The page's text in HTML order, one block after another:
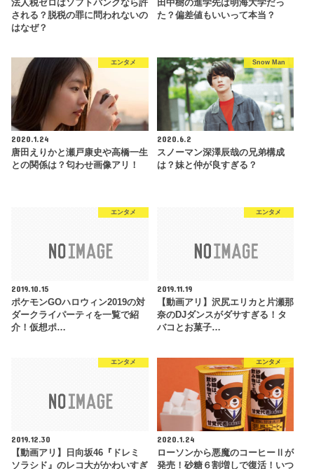
法人税ゼロはソフトバンクなら許
される？脱税の罪に問われないの
はなぜ？
田中樹の進学先は明海大学だっ
た？偏差値もいいって本当？
エンタメ
2020.1.24
唐田えりかと瀬戸康史や高橋一生
との関係は？匂わせ画像アリ！
Snow Man
2020.6.2
スノーマン深澤辰哉の兄弟構成
は？妹と仲が良すぎる？
エンタメ
2019.10.15
ポケモンGOハロウィン2019の対
ダークライパーティを一覧で紹
介！仮想ポ…
エンタメ
2019.11.19
【動画アリ】沢尻エリカと片瀬那
奈のDJダンスがダサすぎる！タ
バコとお菓子…
エンタメ
2019.12.30
【動画アリ】日向坂46『ドレミ
ソラシド』のレコ大がかわいすぎ
エンタメ
2020.1.24
ローソンから悪魔のコーヒーⅡが
発売！砂糖６割増しで復活！いつ